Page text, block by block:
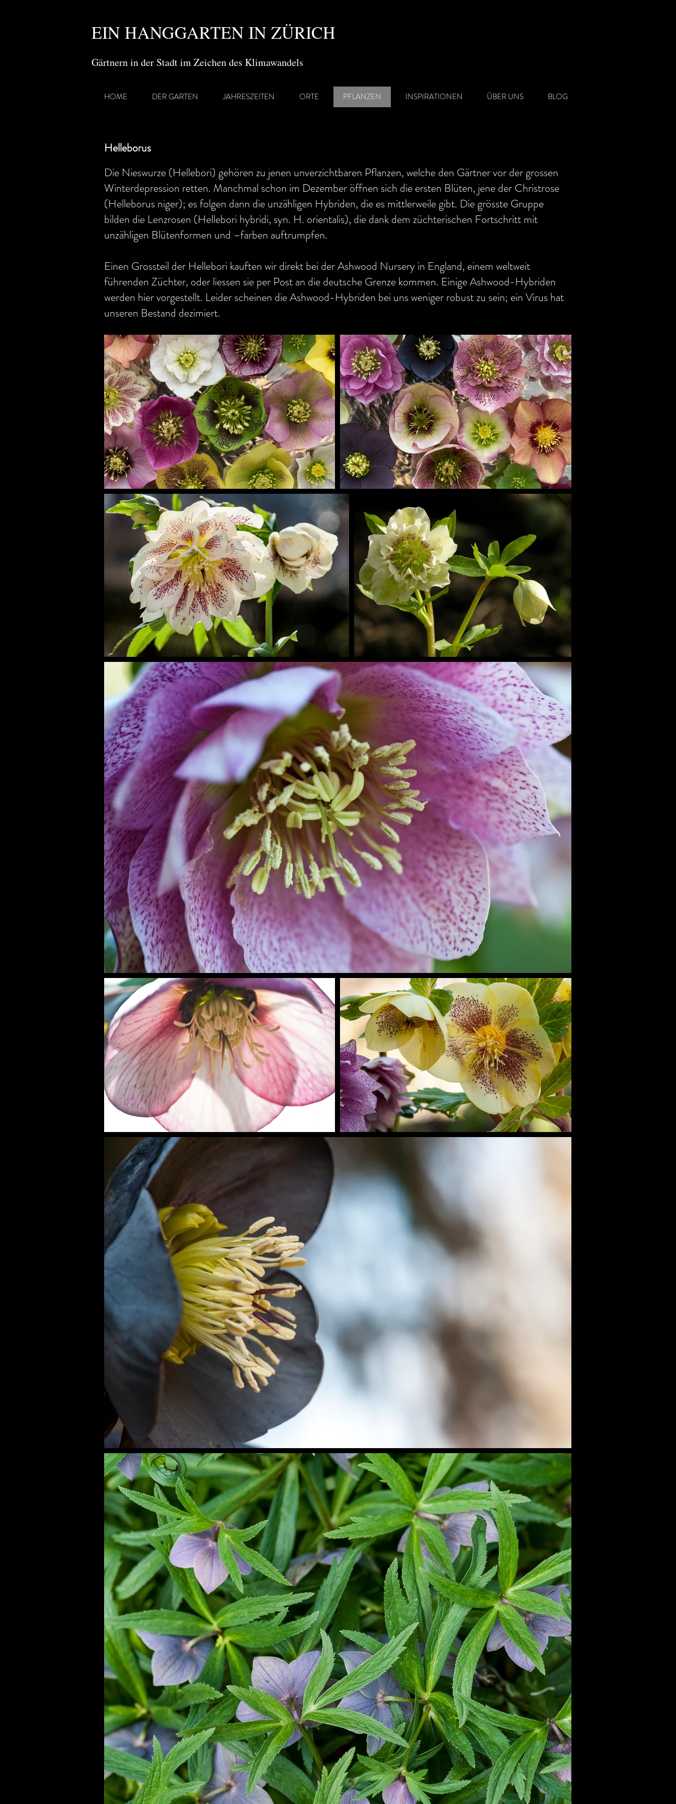
EIN HANGGARTEN IN ZÜRICH
Gärtnern in der Stadt im Zeichen des Klimawandels
HOME DER GARTEN JAHRESZEITEN ORTE PFLANZEN INSPIRATIONEN ÜBER UNS BLOG
Helleborus
Die Nieswurze (Hellebori) gehören zu jenen unverzichtbaren Pflanzen, welche den Gärtner vor der grossen
Winterdepression retten. Manchmal schon im Dezember öffnen sich die ersten Blüten, jene der Christrose
(Helleborus niger); es folgen dann die unzähligen Hybriden, die es mittlerweile gibt. Die grösste Gruppe
bilden die Lenzrosen (Hellebori hybridi, syn. H. orientalis), die dank dem züchterischen Fortschritt mit
unzähligen Blütenformen und –farben auftrumpfen.
Einen Grossteil der Hellebori kauften wir direkt bei der Ashwood Nursery in England, einem weltweit
führenden Züchter, oder liessen sie per Post an die deutsche Grenze kommen. Einige Ashwood-Hybriden
werden hier vorgestellt. Leider scheinen die Ashwood-Hybriden bei uns weniger robust zu sein; ein Virus hat
unseren Bestand dezimiert.